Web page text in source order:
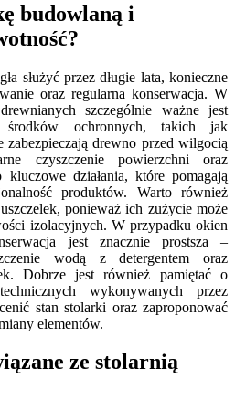
budowlaną i
służyć przez długie lata, konieczne
oraz regularna konserwacja. W
szczególnie ważne jest
środków ochronnych, takich jak
drewno przed wilgocią
czyszczenie powierzchni oraz
kluczowe działania, które pomagają
produktów. Warto również
ponieważ ich zużycie może
izolacyjnych. W przypadku okien
jest znacznie prostsza –
wodą z detergentem oraz
Dobrze jest również pamiętać o
wykonywanych przez
stan stolarki oraz zaproponować
elementów.
ze stolarnią